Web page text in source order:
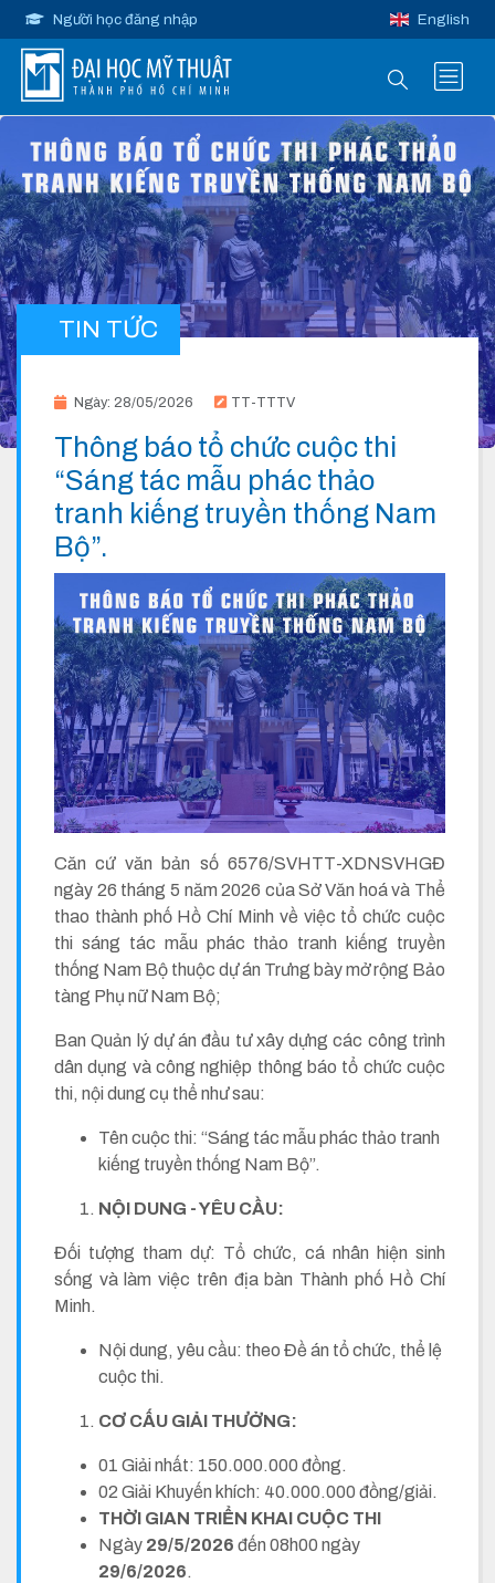
Người học đăng nhập English
TIN TỨC
Ngày: 28/05/2026 TT-TTTV
Thông báo tổ chức cuộc thi
“Sáng tác mẫu phác thảo
tranh kiếng truyền thống Nam
Bộ”.
Căn cứ văn bản số 6576/SVHTT-XDNSVHGĐ
ngày 26 tháng 5 năm 2026 của Sở Văn hoá và Thể
thao thành phố Hồ Chí Minh về việc tổ chức cuộc
thi sáng tác mẫu phác thảo tranh kiếng truyền
thống Nam Bộ thuộc dự án Trưng bày mở rộng Bảo
tàng Phụ nữ Nam Bộ;
Ban Quản lý dự án đầu tư xây dựng các công trình
dân dụng và công nghiệp thông báo tổ chức cuộc
thi, nội dung cụ thể như sau:
Tên cuộc thi: “Sáng tác mẫu phác thảo tranh
kiếng truyền thống Nam Bộ”.
NỘI DUNG -YÊU CẦU:
Đối tượng tham dự: Tổ chức, cá nhân hiện sinh
sống và làm việc trên địa bàn Thành phố Hồ Chí
Minh.
Nội dung, yêu cầu: theo Đề án tổ chức, thể lệ
cuộc thi.
CƠ CẤU GIẢI THƯỞNG:
01 Giải nhất: 150.000.000 đồng.
02 Giải Khuyến khích: 40.000.000 đồng/giải.
THỜI GIAN TRIỂN KHAI CUỘC THI
Ngày 29/5/2026 đến 08h00 ngày
29/6/2026.